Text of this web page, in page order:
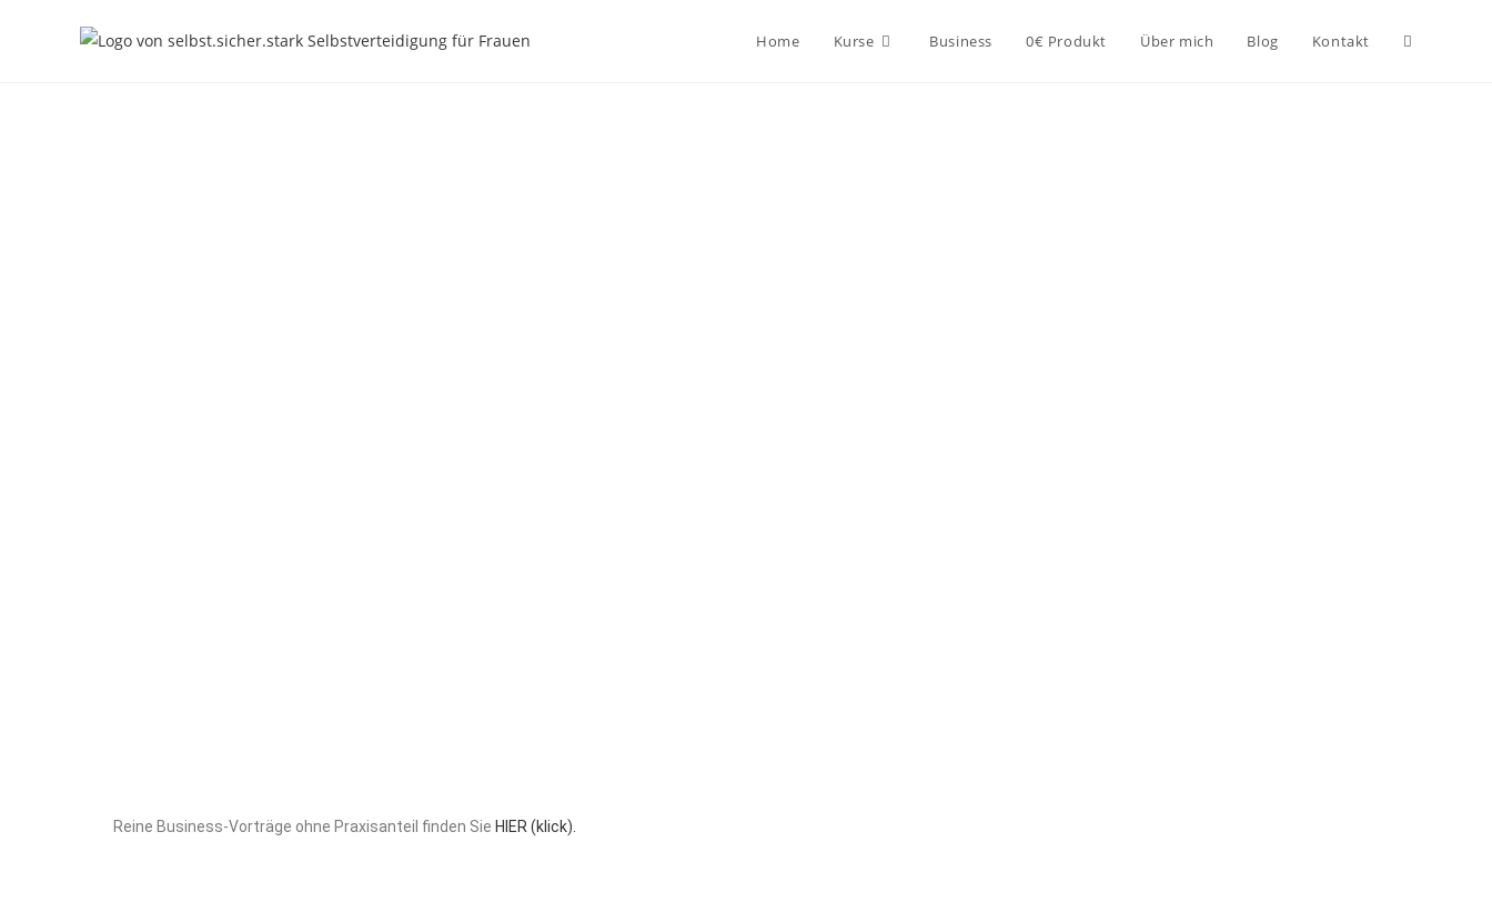
Home Kurse Business 0€ Produkt Über mich Blog Kontakt
Reine Business-Vorträge ohne Praxisanteil finden Sie HIER (klick).